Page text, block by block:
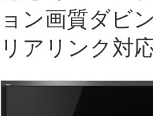
ョン画質ダビ
リアリンク対